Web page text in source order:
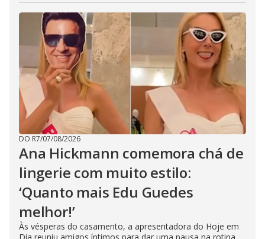
DO R7/07/08/2026
Ana Hickmann comemora chá de
lingerie com muito estilo:
‘Quanto mais Edu Guedes
melhor!’
Às vésperas do casamento, a apresentadora do Hoje em